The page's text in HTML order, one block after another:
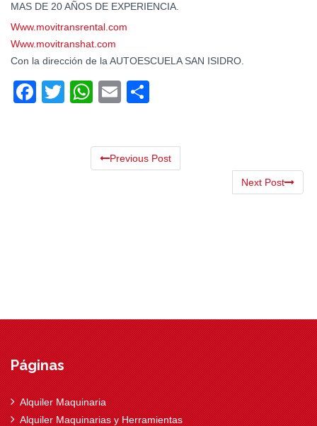
MAS DE 20 AÑOS DE EXPERIENCIA.
Www.movitransrental.com
Www.movitranshat.com
Con la dirección de la AUTOESCUELA SAN ISIDRO.
Facebook
TwitterWhatsApp
Email
Previous Post
Next Post
Páginas
Alquiler Maquinaria
Alquiler Maquinarias y Herramientas